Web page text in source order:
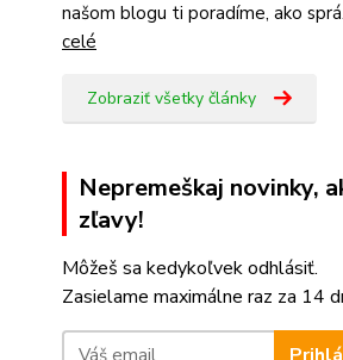
našom blogu ti poradíme, ako
celé
Zobraziť všetky články
Nepremeškaj novinky,
zľavy!
Môžeš sa kedykoľvek odhlásiť.
Zasielame maximálne raz za 14